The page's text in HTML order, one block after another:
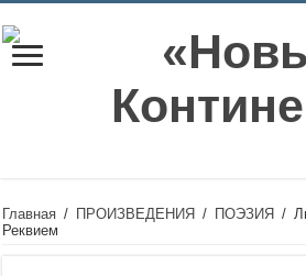
Главная / ПРОИЗВЕДЕНИЯ / ПОЭЗИЯ /
Реквием